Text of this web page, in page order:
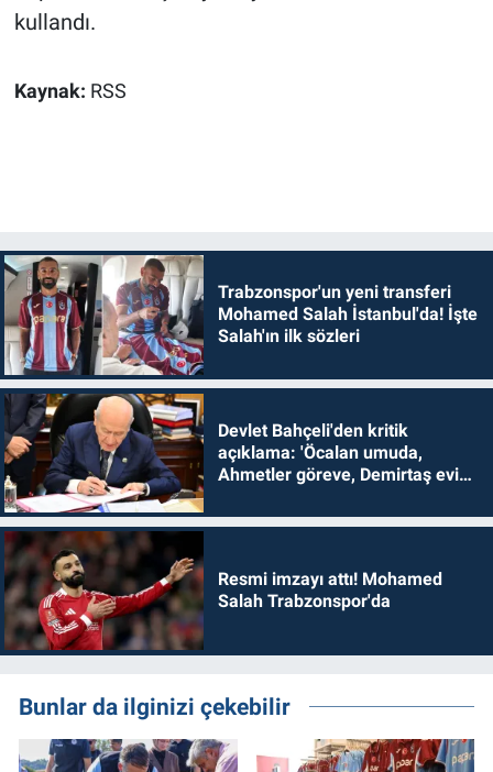
kullandı.
Kaynak: RSS
Trabzonspor'un yeni transferi
Mohamed Salah İstanbul'da! İşte
Salah'ın ilk sözleri
Devlet Bahçeli'den kritik
açıklama: 'Öcalan umuda,
Ahmetler göreve, Demirtaş evine
Resmi imzayı attı! Mohamed
Salah Trabzonspor'da
Bunlar da ilginizi çekebilir